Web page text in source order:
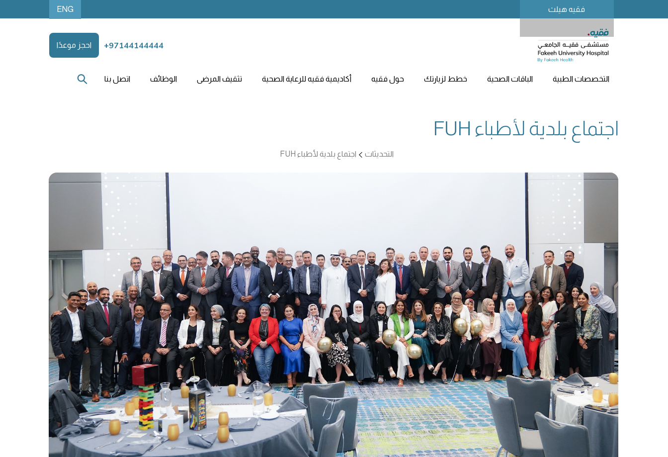
فقيه هيلث ENG
+97144144444 احجز موعدًا
التخصصات الطبية الباقات الصحية خطط لزيارتك حول فقيه أكاديمية فقيه للرعاية الصحية تثقيف المرضى الوظائف اتصل بنا
اجتماع بلدية لأطباء FUH
التحديثات اجتماع بلدية لأطباء FUH